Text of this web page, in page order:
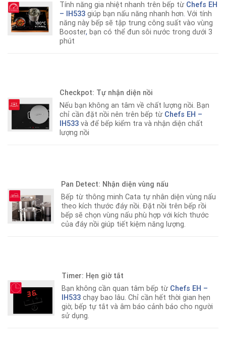
Tính năng gia nhiệt nhanh trên bếp từ Chefs EH
– IH533 giúp bạn nấu năng nhanh hơn. Với tính
năng này bếp sẽ tập trung công suất vào vùng
Booster, bạn có thể đun sôi nước trong dưới 3
phút
Checkpot: Tự nhận diện nồi
Nếu bạn không an tâm về chất lượng nồi. Bạn
chỉ cần đặt nồi nên trên bếp từ Chefs EH –
IH533 và để bếp kiểm tra và nhận diện chất
lượng nồi
Pan Detect: Nhận diện vùng nấu
Bếp từ thông minh Cata tự nhân diện vùng nấu
theo kích thước đáy nồi. Đặt nồi trên bếp rồi
bếp sẽ chọn vùng nấu phù hợp với kích thước
của đáy nồi giúp tiết kiệm năng lượng.
Timer: Hẹn giờ tắt
Bạn không cần quan tâm bếp từ Chefs EH –
IH533chạy bao lâu. Chỉ cần hết thời gian hẹn
giờ, bếp tự tắt và âm báo cảnh báo cho người
sử dụng.